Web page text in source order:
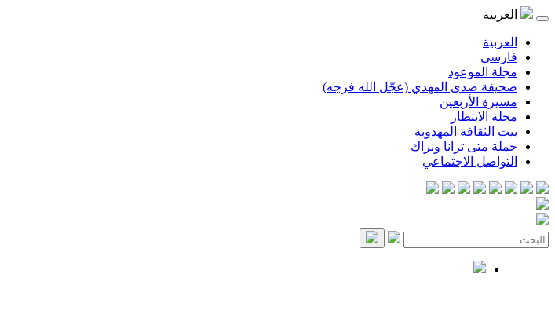
العربية
العربية
فارسی
مجلة الموعود
صحيفة صدى المهدي (عجّل الله فرجه)
مسيرة الأربعين
مجلة الانتظار
بيت الثقافة المهدوية
حملة متى ترانا ونراك
التواصل الاجتماعي